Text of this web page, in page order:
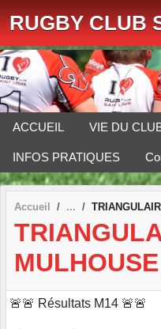
RUGBY CLUB
ACCUEIL VIE DU
INFOS PRATIQUES
Accueil
MULHOUSE
🚨🚨 Résultats M14 🚨🚨